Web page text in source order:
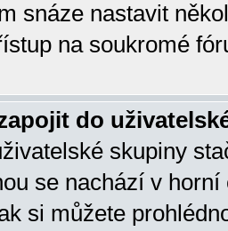
snáze nastavit
na soukromé
do
skupiny
se nachází v horní
si můžete